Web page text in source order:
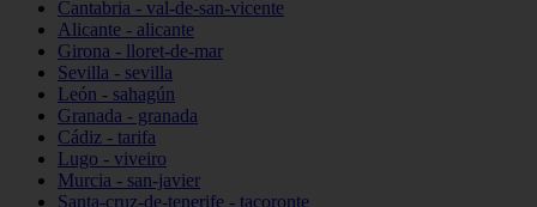
Cantabria - val-de-san-vicente
Alicante - alicante
Girona - lloret-de-mar
Sevilla - sevilla
León - sahagún
Granada - granada
Cádiz - tarifa
Lugo - viveiro
Murcia - san-javier
Santa-cruz-de-tenerife - tacoronte